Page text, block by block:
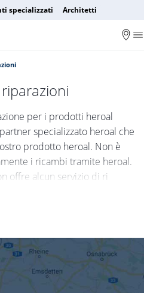
specializzati Architetti
per i prodotti heroal
specializzato heroal che
prodotto heroal. Non è
i ricambi tramite heroal.
offre alcun servizio di ri